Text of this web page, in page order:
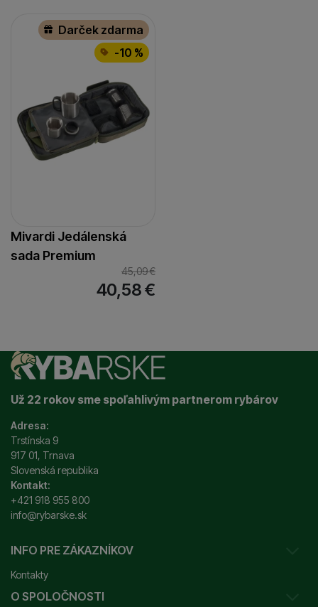
Darček zdarma
-10 %
Mivardi Jedálenská
sada Premium
45,09€
40,58€
Už 22 rokov sme spoľahlivým partnerom rybárov
Adresa:
Trstínska 9
917 01, Trnava
Slovenská republika
Kontakt:
+421 918 955 800
info@rybarske.sk
INFO PRE ZÁKAZNÍKOV
Kontakty
Sledovanie vašej zásielky
O SPOLOČNOSTI